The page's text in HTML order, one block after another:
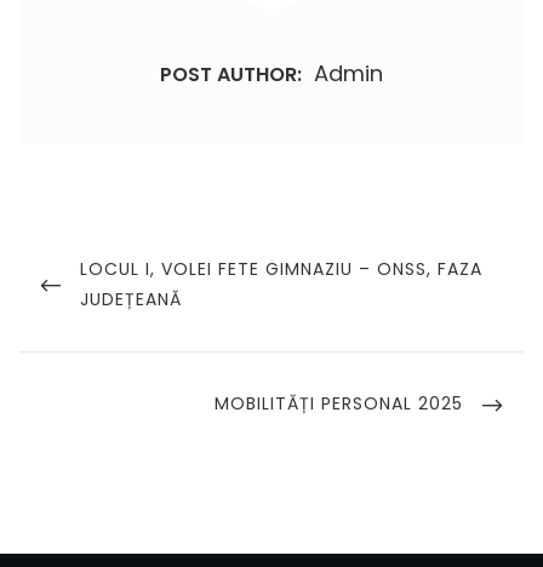
POST AUTHOR: Admin
articole
PREVIOUS
POST
LOCUL I, VOLEI FETE GIMNAZIU – ONSS, FAZA
JUDEȚEANĂ
NEXT
MOBILITĂȚI PERSONAL 2025